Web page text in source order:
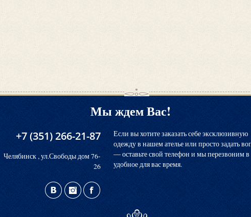
Мы ждем Вас!
Если вы хотите заказать себе эксклюзивную
одежду в нашем ателье или просто задать
― оставьте свой телефон и мы перезвоним в
удобное для вас время.
+7 (351) 266-21-87
Челябинск , ул.Свободы дом 76-
26